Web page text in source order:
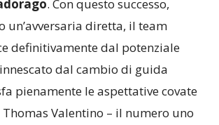
. Con questo successo,
un’avversaria diretta, il team
definitivamente dal potenziale
dal cambio di guida
pienamente le aspettative covate
Valentino – il numero uno